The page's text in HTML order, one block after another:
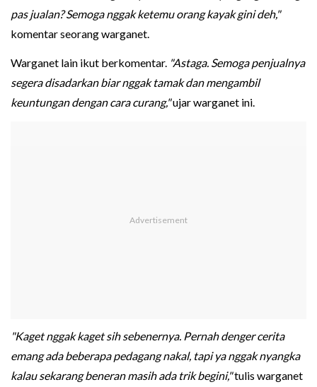
pas jualan? Semoga nggak ketemu orang kayak gini deh,"
komentar seorang warganet.
Warganet lain ikut berkomentar. "Astaga. Semoga penjualnya
segera disadarkan biar nggak tamak dan mengambil
keuntungan dengan cara curang,"ujar warganet ini.
"Kaget nggak kaget sih sebenernya. Pernah denger cerita
emang ada beberapa pedagang nakal, tapi ya nggak nyangka
kalau sekarang beneran masih ada trik begini,"tulis warganet